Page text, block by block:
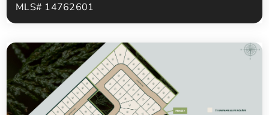
MLS# 14762601
Chambres à coucher
Salles de bain